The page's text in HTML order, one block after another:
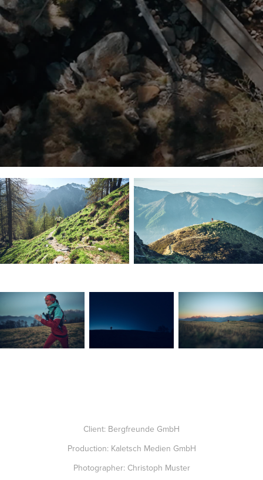
Client: Bergfreunde GmbH
Production: Kaletsch Medien GmbH
Photographer: Christoph Muster